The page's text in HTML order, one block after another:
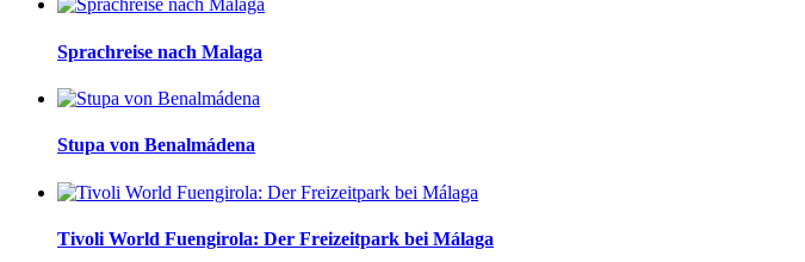
Sprachreise nach Malaga
Stupa von Benalmádena
Tivoli World Fuengirola: Der Freizeitpark bei Málaga